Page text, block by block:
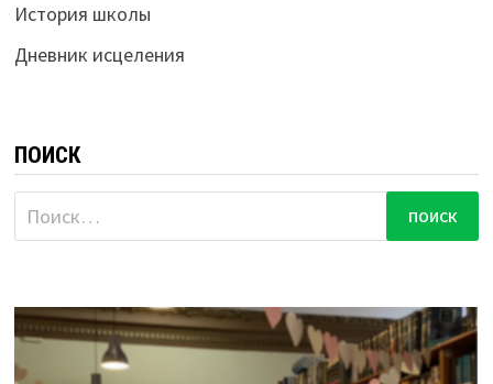
История школы
Дневник исцеления
ПОИСК
Найти: